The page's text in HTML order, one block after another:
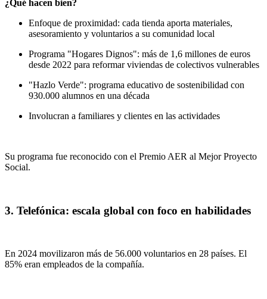
¿Qué hacen bien?
Enfoque de proximidad: cada tienda aporta materiales,
asesoramiento y voluntarios a su comunidad local
Programa "Hogares Dignos": más de 1,6 millones de euros
desde 2022 para reformar viviendas de colectivos vulnerables
"Hazlo Verde": programa educativo de sostenibilidad con
930.000 alumnos en una década
Involucran a familiares y clientes en las actividades
Su programa fue reconocido con el Premio AER al Mejor Proyecto
Social.
3. Telefónica: escala global con foco en habilidades
En 2024 movilizaron más de 56.000 voluntarios en 28 países. El
85% eran empleados de la compañía.